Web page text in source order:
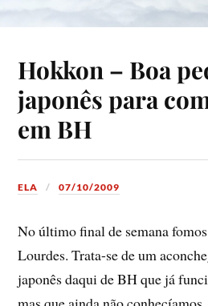
Hokkon – Boa
japonês para
em BH
ELA 07/10/2009
No último final de semana
Lourdes. Trata-se de um
japonês daqui de BH que já